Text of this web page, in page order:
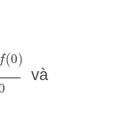
f(0 x
và